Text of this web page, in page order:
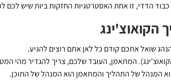
הדדי, זו אחת האסטרטגיות החזקות ביות שיש לכם
הקואוצ'ינג
שואל אתכם קודם כל לאן אתם רוצים להגיע.
המתאמן, העובד שלכם, צריך להגדיר מהי
המנהל של התהליך והמתאמן הוא המנהל של התוכן.